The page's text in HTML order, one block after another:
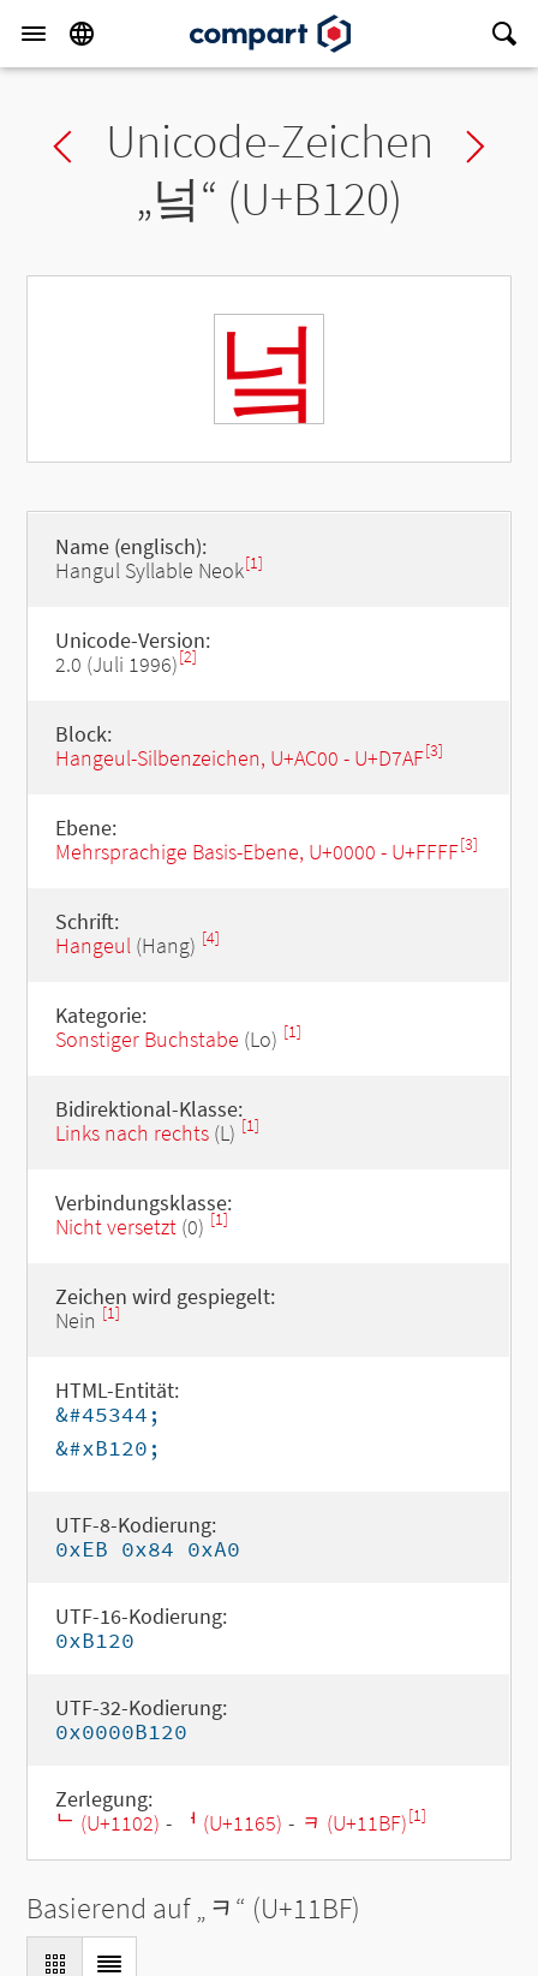
Previous char
Unicode-Zeichen
„넠“ (U+B120)
넠
Name (englisch):
Hangul Syllable Neok[1]
Unicode-Version:
2.0 (Juli 1996)[2]
Block:
Hangeul-Silbenzeichen, U+AC00 - U+D7AF[3]
Ebene:
Mehrsprachige Basis-Ebene, U+0000 - U+FFFF[3]
Schrift:
Hangeul(Hang) [4]
Kategorie:
Sonstiger Buchstabe (Lo) [1]
Bidirektional-Klasse:
Links nach rechts(L) [1]
Verbindungsklasse:
Nicht versetzt(0) [1]
Zeichen wird gespiegelt:
Nein [1]
HTML-Entität:
&#45344;
&#xB120;
UTF-8-Kodierung:
0xEB 0x84 0xA0
UTF-16-Kodierung:
0xB120
UTF-32-Kodierung:
0x0000B120
Zerlegung:
ᄂ (U+1102) - ᅥ (U+1165) - ᆿ (U+11BF)[1]
Basierend auf „ᆿ“ (U+11BF)